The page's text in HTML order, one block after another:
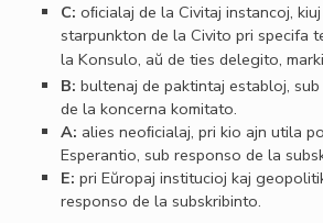
C: oﬁcialaj de la Civitaj instancoj,
starpunkton de la Civito pri specifa
la Konsulo, aŭ de ties delegito,
B: bultenaj de paktintaj establoj,
de la koncerna komitato.
A: alies neoﬁcialaj, pri kio ajn utila
Esperantio, sub responso de la
E: pri Eŭropaj institucioj kaj
responso de la subskribinto.